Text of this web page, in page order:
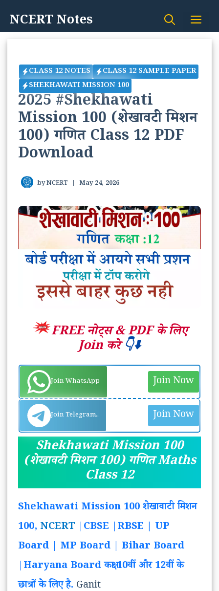
content
NCERT Notes
CLASS 12 NOTES
CLASS 12 SAMPLE PAPER
SHEKHAWATI MISSION 100
2025 #Shekhawati
Mission 100 (शेखावटी मिशन
100) गणित Class 12 PDF
Download
byNCERT | May 24, 2026
FREE नोट्स &PDF के लिए
Join करे👇⬇️
Join WhatsApp Join Now
Join Telegram.. Join Now
Shekhawati Mission 100
(शेखावटी मिशन 100) गणित Maths
Class 12
Shekhawati Mission 100 शेखावाटी मिशन
100, NCERT |CBSE |RBSE | UP
Board | MP Board | Bihar Board
|Haryana Board कक्षा 10वीं और 12वीं के
छात्रों के लिए है. Ganit